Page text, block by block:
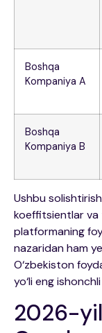
Boshqa
Kompaniya A
Boshqa
Kompaniya B
Ushbu
koeffitsientlar va
platformaning
nazaridan ham
O‘zbekiston
yo‘li eng
2026-